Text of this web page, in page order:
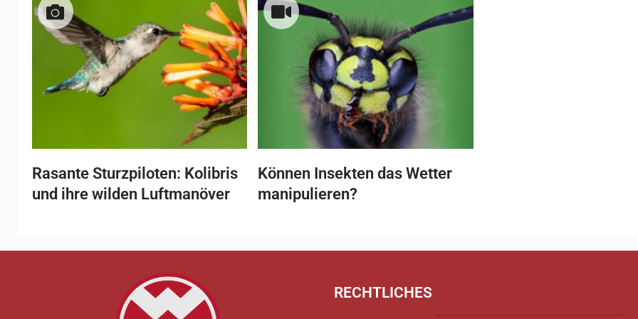
Rasante Sturzpiloten: Kolibris
und ihre wilden Luftmanöver
Können Insekten das Wetter
manipulieren?
RECHTLICHES